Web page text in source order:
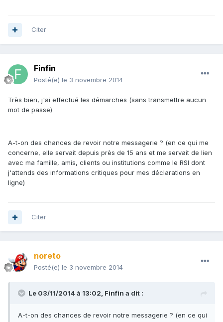
Citer
Finfin
Posté(e) le 3 novembre 2014
Très bien, j'ai effectué les démarches (sans transmettre aucun
mot de passe)
A-t-on des chances de revoir notre messagerie ? (en ce qui me
concerne, elle servait depuis près de 15 ans et me servait de lien
avec ma famille, amis, clients ou institutions comme le RSI dont
j'attends des informations critiques pour mes déclarations en
ligne)
Citer
noreto
Posté(e) le 3 novembre 2014
Le 03/11/2014 à 13:02, Finfin a dit :
A-t-on des chances de revoir notre messagerie ? (en ce qui